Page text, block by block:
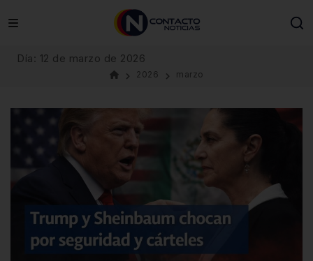
to
Día: 12 de marzo de 2026
2026 marzo